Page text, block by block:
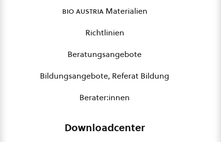
bio austriaMaterialien
Richtlinien
Beratungsangebote
Bildungsangebote, Referat Bildung
Berater:innen
Downloadcenter